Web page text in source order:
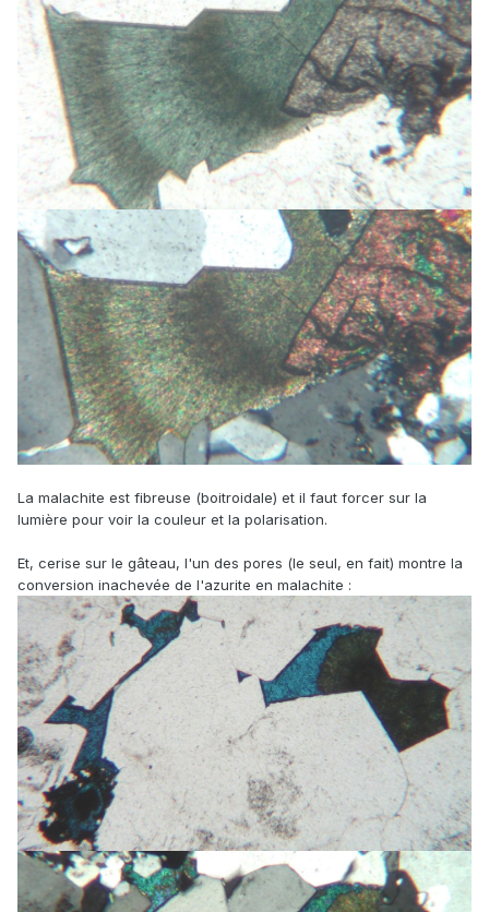
La malachite est fibreuse (boitroidale) et il faut forcer sur la
lumière pour voir la couleur et la polarisation.
Et, cerise sur le gâteau, l'un des pores (le seul, en fait) montre la
conversion inachevée de l'azurite en malachite :